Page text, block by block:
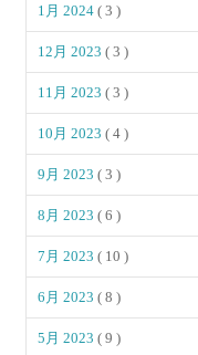
1月 2024( 3 )
12月 2023( 3 )
11月 2023( 3 )
10月 2023( 4 )
9月 2023( 3 )
8月 2023( 6 )
7月 2023( 10 )
6月 2023( 8 )
5月 2023( 9 )